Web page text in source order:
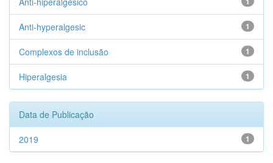
1
Anti-hyperalgesic
1
Complexos de inclusão
1
Hiperalgesia
Data de Publicação
1
2019